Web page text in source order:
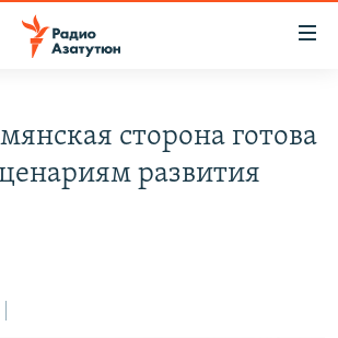
сторона готова
развития